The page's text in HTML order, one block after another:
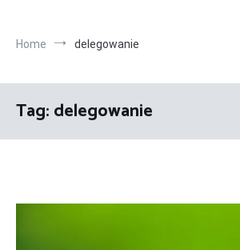
Home delegowanie
Tag:delegowanie